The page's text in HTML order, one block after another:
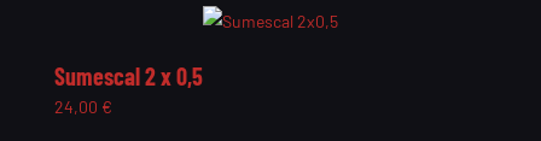
Sumescal 2 x 0,5
24,00 €